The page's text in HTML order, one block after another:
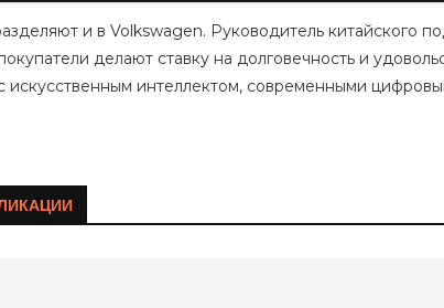
и в Volkswagen. Руководитель китайского
делают ставку на долговечность и
искусственным интеллектом, современными